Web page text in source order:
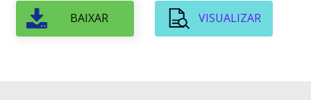
BAIXAR VISUALIZAR